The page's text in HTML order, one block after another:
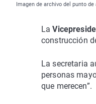
Imagen de archivo del punto
La
construcción
La secretaria
personas
que merecen”.